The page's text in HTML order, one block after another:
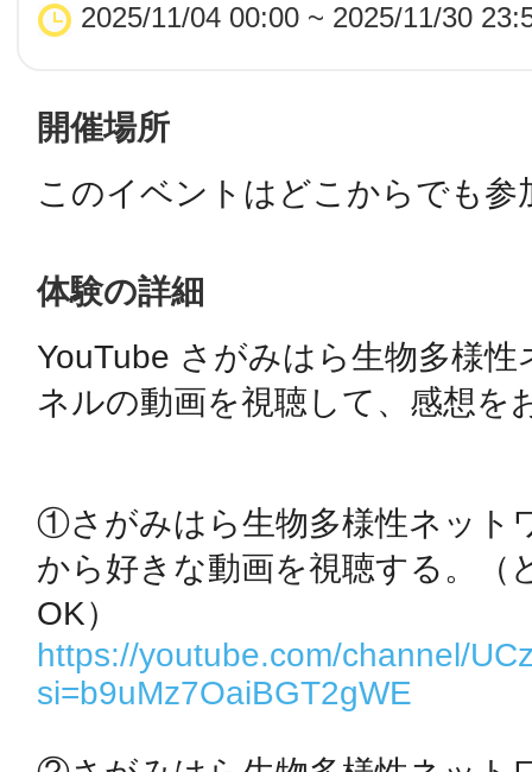
2025/11/04 00:00 ~ 2025/11/30
開催場所
このイベントはどこからでも参
体験の詳細
YouTube さがみはら生物多様
ネルの動画を視聴して、感想を
①さがみはら生物多様性ネット
から好きな動画を視聴する。（
https://youtube.com/channel/
si=b9uMz7OaiBGT2gWE
鴻巣
池袋
生駒